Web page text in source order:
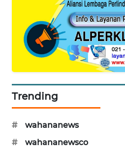
Trending
#
wahananews
#
wahananewsco
ENERGI
NEWS
BERKAT
BERAMPU